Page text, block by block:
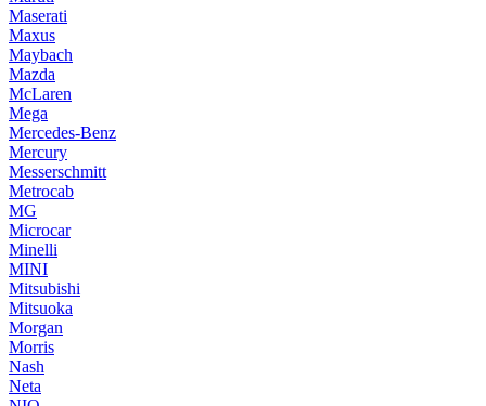
Maserati
Maxus
Maybach
Mazda
McLaren
Mega
Mercedes-Benz
Mercury
Messerschmitt
Metrocab
MG
Microcar
Minelli
MINI
Mitsubishi
Mitsuoka
Morgan
Morris
Nash
Neta